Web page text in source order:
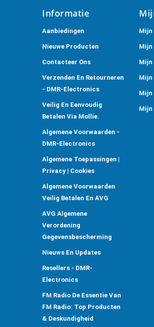
Informatie
Aanbiedingen
Nieuwe Producten
Contacteer Ons
Verzenden En Retourneren
- DMR-Electronics
Veilig En Eenvoudig
Betalen Via Mollie.
Algemene Voorwaarden -
DMR-Electronics
Algemene Toepassingen |
Privacy | Cookies
Algemene Voorwaarden
Veilig Betalen En AVG
AVG Algemene
Verordening
Gegevensbescherming
Nieuws En Updates
Resellers - DMR-
Electronics
FM Radio De Essentie Van
FM Radio: Top Producten
& Deskundigheid
Mijn
Mijn
Mijn
Mijn
Mijn
Mijn